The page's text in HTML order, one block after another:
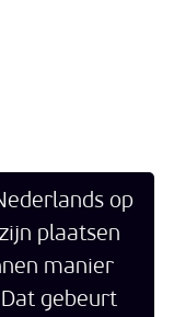
op
plaatsen
manier
gebeurt